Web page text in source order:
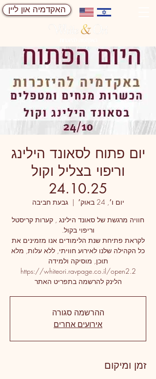
האקדמיה און ליין
יום פתוח לסאונד הילינג
וריפוי בצליל וקול
24.10.25
יום ו׳, 24 באוק׳
  |
גבעת חביבה
חוויה מרגשת של סאונד הילינג , קערות קריסטל
לקראת פתיחת שנת הלימודים אנו מזמינים את
כל הקהילה שלנו לאירוע חוויתי, ללא עלות, מלא
הלינק להרשמה בתפריט האתר
ההרשמה סגורה
אירועים אחרים
זמן ומיקום